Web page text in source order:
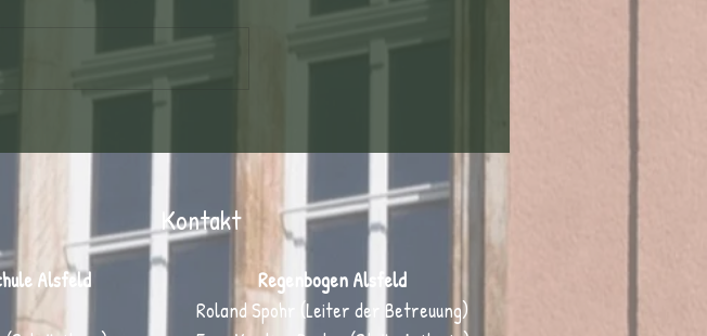
voller
Kontakt
Alsfeld
Regenbogen Alsfeld
Roland Spohr (Leiter der Betreuung)